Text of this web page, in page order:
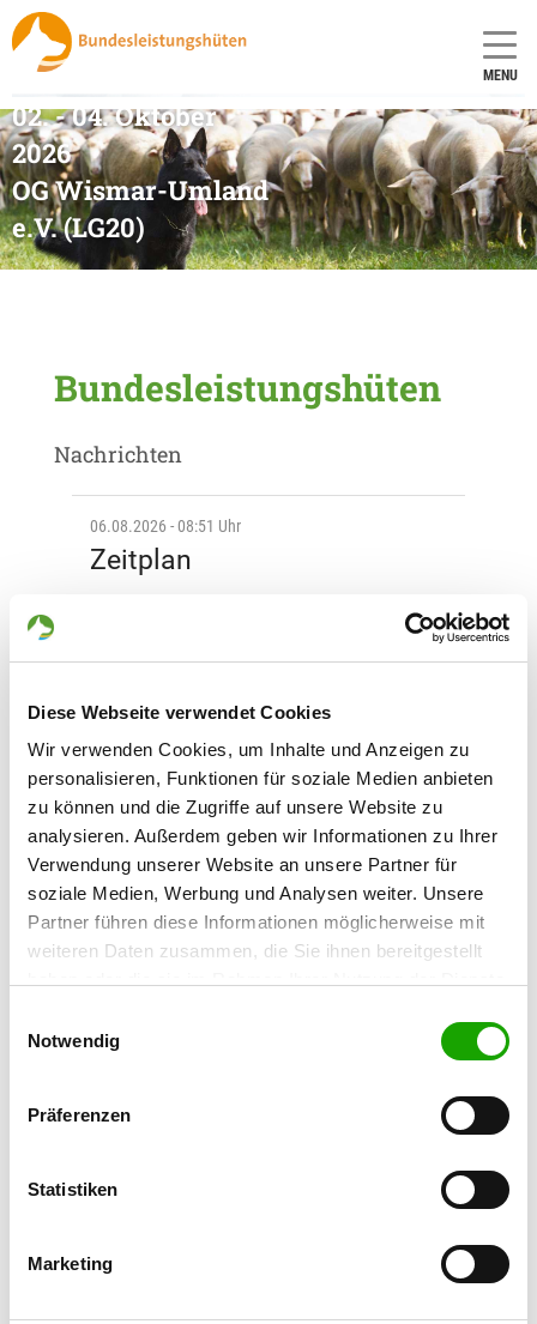
Diese Webseite verwendet Cookies
Wir verwenden Cookies, um Inhalte und Anzeigen zu
personalisieren, Funktionen für soziale Medien anbieten
zu können und die Zugriffe auf unsere Website zu
analysieren. Außerdem geben wir Informationen zu Ihrer
Verwendung unserer Website an unsere Partner für
soziale Medien, Werbung und Analysen weiter. Unsere
Partner führen diese Informationen möglicherweise mit
weiteren Daten zusammen, die Sie ihnen bereitgestellt
Cookies, wenn Sie unsere Webseite weiterhin nutzen.
Notwendig
Präferenzen
Statistiken
Marketing
MENU
02. - 04. Oktober
2026
OG Wismar-Umland
e.V. (LG20)
Bundesleistungshüten
Nachrichten
06.08.2026 - 08:51 Uhr
Zeitplan
05.08.2026 - 14:21 Uhr
Grußworte
Hier finden Sie die Grußworte.
jetzt lesen
12.03.2026 - 09:26 Uhr
Richter
Schafzucht in Groß Stieten
verbindet eine Tradition, die bis ins 19.